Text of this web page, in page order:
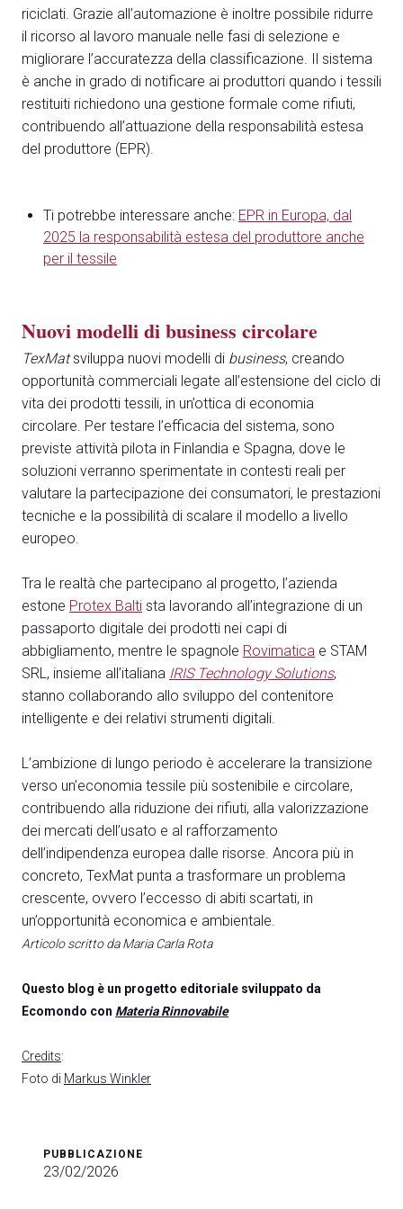
riciclati. Grazie all’automazione è inoltre possibile ridurre
il ricorso al lavoro manuale nelle fasi di selezione e
migliorare l’accuratezza della classificazione. Il sistema
è anche in grado di notificare ai produttori quando i tessili
restituiti richiedono una gestione formale come rifiuti,
contribuendo all’attuazione della responsabilità estesa
del produttore (EPR).
Ti potrebbe interessare anche: EPR in Europa, dal
2025 la responsabilità estesa del produttore anche
per il tessile
Nuovi modelli di business circolare
TexMatsviluppa nuovi modelli di business, creando
opportunità commerciali legate all’estensione del ciclo di
vita dei prodotti tessili, in un’ottica di economia
circolare. Per testare l’efficacia del sistema, sono
previste attività pilota in Finlandia e Spagna, dove le
soluzioni verranno sperimentate in contesti reali per
valutare la partecipazione dei consumatori, le prestazioni
tecniche e la possibilità di scalare il modello a livello
europeo.
Tra le realtà che partecipano al progetto, l’azienda
estone Protex Balti sta lavorando all’integrazione di un
passaporto digitale dei prodotti nei capi di
abbigliamento, mentre le spagnole Rovimatica e STAM
SRL, insieme all’italiana IRIS Technology Solutions,
stanno collaborando allo sviluppo del contenitore
intelligente e dei relativi strumenti digitali.
L’ambizione di lungo periodo è accelerare la transizione
verso un’economia tessile più sostenibile e circolare,
contribuendo alla riduzione dei rifiuti, alla valorizzazione
dei mercati dell’usato e al rafforzamento
dell’indipendenza europea dalle risorse. Ancora più in
concreto, TexMat punta a trasformare un problema
crescente, ovvero l’eccesso di abiti scartati, in
un’opportunità economica e ambientale.
Articolo scritto da Maria Carla Rota
Questo blog è un progetto editoriale sviluppato da
Ecomondo con Materia Rinnovabile
Credits:
Foto di Markus Winkler
PUBBLICAZIONE
23/02/2026